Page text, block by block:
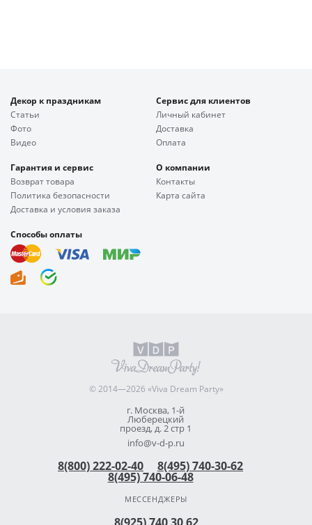
Декор к праздникам
Статьи
Фото
Видео
Сервис для клиентов
Личный кабинет
Доставка
Оплата
Гарантия и сервис
Возврат товара
Политика безопасности
Доставка и условия заказа
О компании
Контакты
Карта сайта
Способы оплаты
© 2014—2026 «Viva Dream Party»
г. Москва, 1-й
Люберецкий
проезд, д. 2 стр 1
info@v-d-p.ru
8(800) 222-02-40 8(495) 740-30-62
8(495) 740-06-48
МЕССЕНДЖЕРЫ